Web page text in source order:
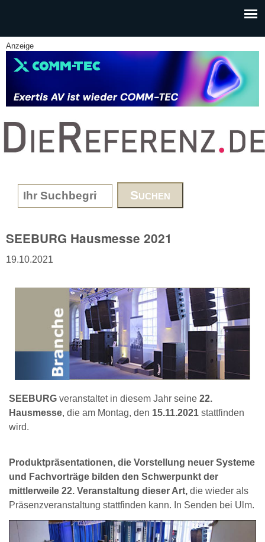
Anzeige
www.DieReferenz.de
Search form
SEEBURG Hausmesse 2021
19.10.2021
SEEBURG veranstaltet in diesem Jahr seine 22.
Hausmesse, die am Montag, den 15.11.2021 stattfinden
wird.
Produktpräsentationen, die Vorstellung neuer Systeme
und Fachvorträge bilden den Schwerpunkt der
mittlerweile 22. Veranstaltung dieser Art, die wieder als
Präsenzveranstaltung stattfinden kann. In Senden bei Ulm.